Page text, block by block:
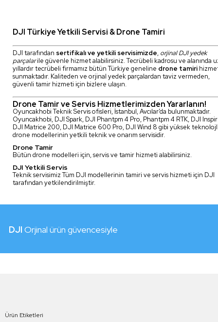
DJI Türkiye Yetkili Servisi & Drone Tamiri
DJI tarafından sertifikalı ve yetkili servisimizde, orjinal DJI yedek
parçalarile güvenle hizmet alabilirsiniz. Tecrübeli kadrosu ve alanında
yıllardır tecrübeli firmamız bütün Türkiye geneline drone tamiri
sunmaktadır. Kaliteden ve orjinal yedek parçalardan taviz vermeden,
güvenli tamir hizmeti için bizlere ulaşın.
Drone Tamir ve Servis Hizmetlerimizden Yararlanın!
Oyuncakhobi Teknik Servis ofisleri, İstanbul, Avcılar’da bulunmaktadır.
Oyuncakhobi, DJI Spark, DJI Phantpm 4 Pro, Phantpm 4 RTK, DJI
DJI Matrice 200, DJI Matrice 600 Pro, DJI Wind 8 gibi yüksek
drone modellerinin yetkili teknik ve onarım servisidir.
Drone Tamir
Bütün drone modelleri için, servis ve tamir hizmeti alabilirsiniz.
DJI Yetkili Servis
Teknik servisimiz Tüm DJI modellerinin tamiri ve servis hizmeti için DJI
tarafından yetkilendirilmiştir.
DJI Orjinal ürün güvencesiyle
Ürün Etiketleri